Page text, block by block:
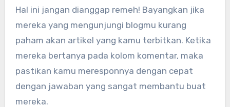
Hal ini jangan dianggap remeh! Bayangkan jika
mereka yang mengunjungi blogmu kurang
paham akan artikel yang kamu terbitkan. Ketika
mereka bertanya pada kolom komentar, maka
pastikan kamu meresponnya dengan cepat
dengan jawaban yang sangat membantu buat
mereka.